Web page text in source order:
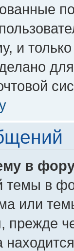
и
в
темы в
или
прежде